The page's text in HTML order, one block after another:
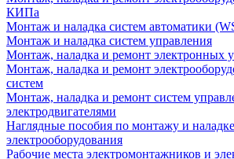
КИПа
Монтаж и наладка систем автоматики
Монтаж и наладка систем управления
Монтаж, наладка и ремонт электронных
Монтаж, наладка и ремонт
систем
Монтаж, наладка и ремонт систем
электродвигателями
Наглядные пособия по монтажу и наладке
электрооборудования
Рабочие места электромонтажников и